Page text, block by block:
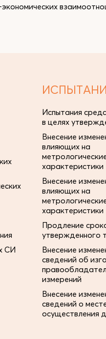
СИ
Испытания
в целях
Внесение
влияющих на
характеристики
Внесение
влияющих на
характеристики
Продление
утвержденного
Внесение
сведений об
измерений
Внесение
сведений о
осуществления